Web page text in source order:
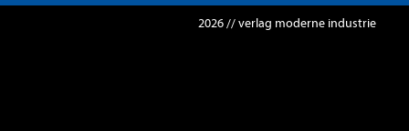
2026 // verlag moderne industrie